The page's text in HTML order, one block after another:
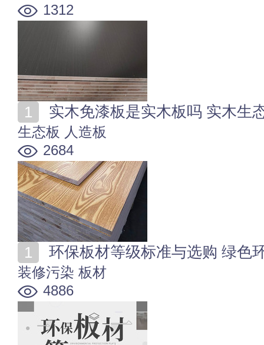
1312
实木免漆板是实木板吗 实木生
生态板 人造板
2684
环保板材等级标准与选购 绿色
装修污染 板材
4886